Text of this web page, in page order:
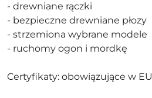
- drewniane rączki
- bezpieczne drewniane płozy
- strzemiona wybrane modele
- ruchomy ogon i mordkę
Certyfikaty: obowiązujące w EU